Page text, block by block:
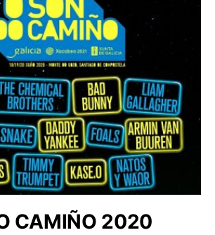
CAMIÑO 2020